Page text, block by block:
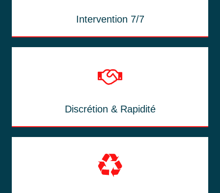
Intervention 7/7
Discrétion & Rapidité